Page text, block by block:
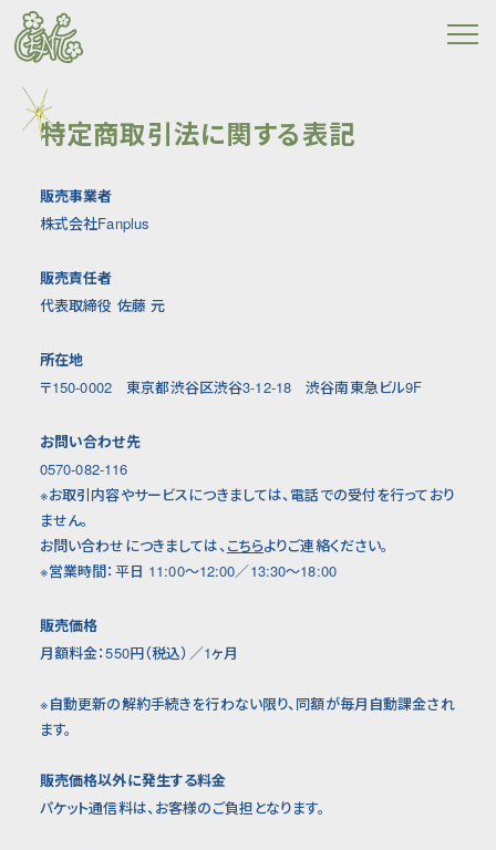
特定商取引法に関する表記
販売事業者
株式会社Fanplus
販売責任者
代表取締役 佐藤 元
所在地
〒150-0002 東京都渋谷区渋谷3-12-18 渋谷南東急ビル9F
お問い合わせ先
0570-082-116
※お取引内容やサービスにつきましては、電話での受付を行っており
ません。
お問い合わせにつきましては、こちらよりご連絡ください。
※営業時間：平日 11:00〜12:00／13:30〜18:00
販売価格
月額料金：550円（税込）／1ヶ月
※自動更新の解約手続きを行わない限り、同額が毎月自動課金され
ます。
販売価格以外に発生する料金
パケット通信料は、お客様のご負担となります。